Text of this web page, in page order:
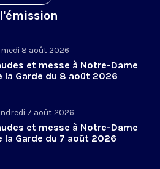
8 août 2026
et messe à Notre-Dame
la Garde du 8 août 2026
7 août 2026
et messe à Notre-Dame
la Garde du 7 août 2026